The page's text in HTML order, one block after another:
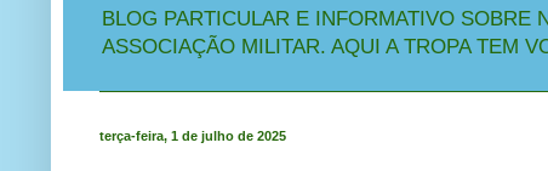
BLOG PARTICULAR E INFORMATIVO SOBRE
ASSOCIAÇÃO MILITAR. AQUI A TROPA TEM
terça-feira, 1 de julho de 2025